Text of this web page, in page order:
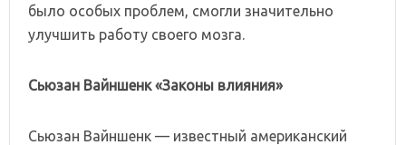
было особых проблем, смогли значительно
улучшить работу своего мозга.
Сьюзан Вайншенк «Законы влияния»
Сьюзан Вайншенк — известный американский